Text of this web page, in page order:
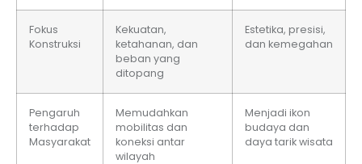
Fokus
Konstruksi
Kekuatan,
ketahanan, dan
beban yang
ditopang
Estetika, presisi,
dan kemegahan
Pengaruh
terhadap
Masyarakat
Memudahkan
mobilitas dan
koneksi antar
wilayah
Menjadi ikon
budaya dan
daya tarik wisata